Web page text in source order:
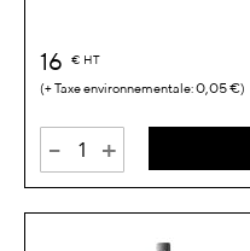
16 € HT
0,05 €
- +